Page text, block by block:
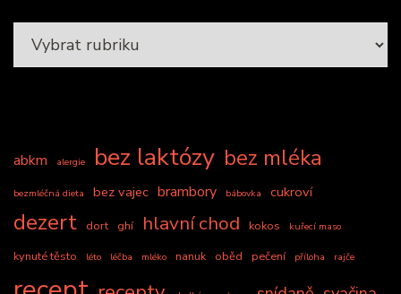
abkm alergie bez laktózy bez mléka
bezmléčná dieta bez vajec brambory bábovka cukroví
dezert dort ghí hlavní chod kokos kuřecí maso
kynuté těsto léto léčba mléko nanuk oběd pečení příloha rajče